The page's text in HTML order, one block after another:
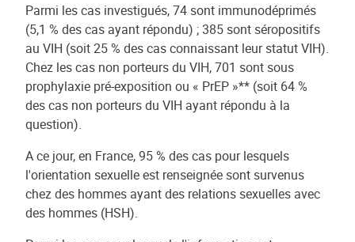
Parmi les cas investigués, 74 sont immunodéprimés
(5,1 % des cas ayant répondu) ; 385 sont séropositifs
au VIH (soit 25 % des cas connaissant leur statut VIH).
Chez les cas non porteurs du VIH, 701 sont sous
prophylaxie pré-exposition ou « PrEP »** (soit 64 %
des cas non porteurs du VIH ayant répondu à la
question).
A ce jour, en France, 95 % des cas pour lesquels
l'orientation sexuelle est renseignée sont survenus
chez des hommes ayant des relations sexuelles avec
des hommes (HSH).